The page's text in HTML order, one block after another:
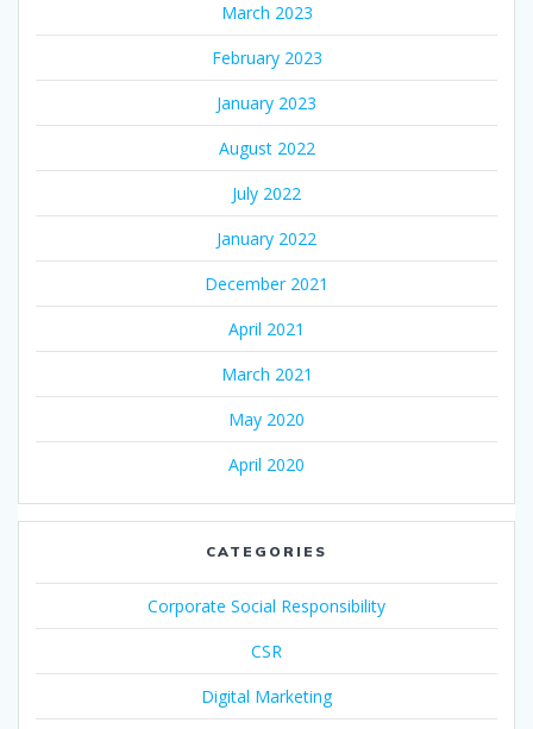
March 2023
February 2023
January 2023
August 2022
July 2022
January 2022
December 2021
April 2021
March 2021
May 2020
April 2020
CATEGORIES
Corporate Social Responsibility
CSR
Digital Marketing